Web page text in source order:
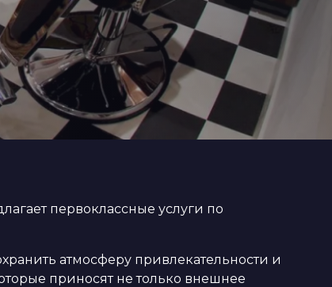
первоклассные услуги по
атмосферу привлекательности и
приносят не только внешнее